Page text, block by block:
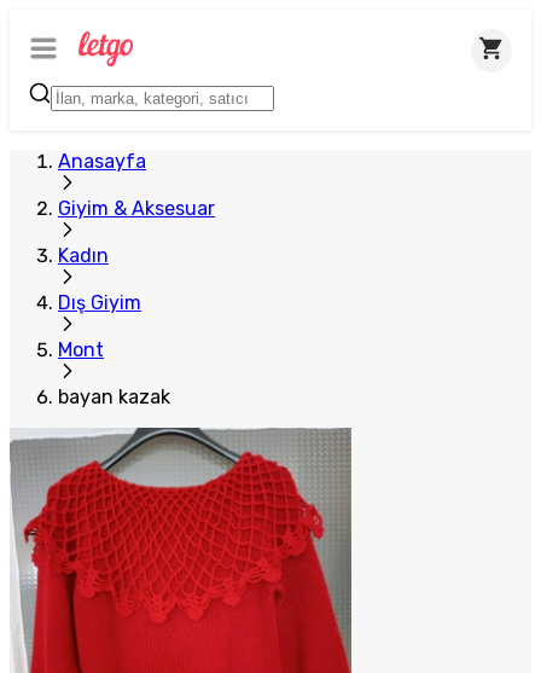
Anasayfa
Giyim & Aksesuar
Kadın
Dış Giyim
Mont
bayan kazak